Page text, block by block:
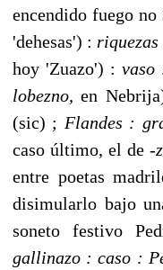
encendido fuego
'dehesas') : riquezas
hoy 'Zuazo') : vaso
lobez­no,en
(sic) ; Flandes :
caso último, el de -z
entre poetas
disimularlo bajo
soneto festivo
gallinazo :caso :